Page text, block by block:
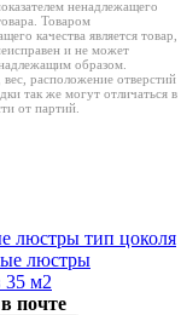
ненадлежащего
Товаром
качества является товар,
и не может
образом.
расположение отверстий
так же могут отличаться в
от партий.
люстры тип цоколя
люстры
35 м2
почте